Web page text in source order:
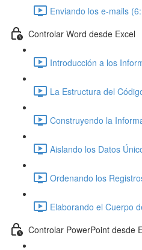
Enviando los e-mails
Controlar Word desde Excel
Introducción a los
La Estructura del
Construyendo la
Aislando los Datos
Ordenando los
Elaborando el Cuerpo
Controlar PowerPoint desde